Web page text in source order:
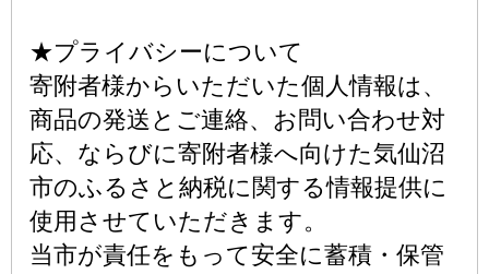
★プライバシーについて
寄附者様からいただいた個人情報は、
商品の発送とご連絡、お問い合わせ対
応、ならびに寄附者様へ向けた気仙沼
市のふるさと納税に関する情報提供に
使用させていただきます。
当市が責任をもって安全に蓄積・保管